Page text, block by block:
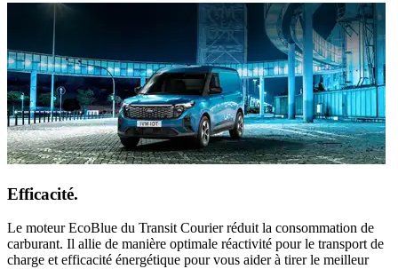
Efficacité.
Le moteur EcoBlue du Transit Courier réduit la consommation de
carburant. Il allie de manière optimale réactivité pour le transport de
charge et efficacité énergétique pour vous aider à tirer le meilleur